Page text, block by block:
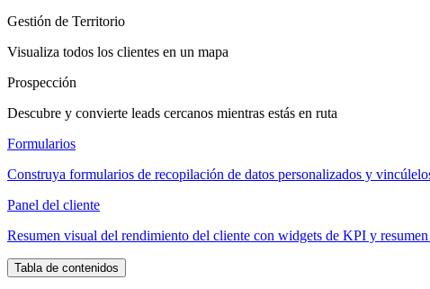
Gestión de Territorio
Visualiza todos los clientes en un mapa
Prospección
Descubre y convierte leads cercanos mientras estás en ruta
Formularios
Construya formularios de recopilación de datos personalizados y
Panel del cliente
Resumen visual del rendimiento del cliente con widgets de KPI y
Tabla de contenidos